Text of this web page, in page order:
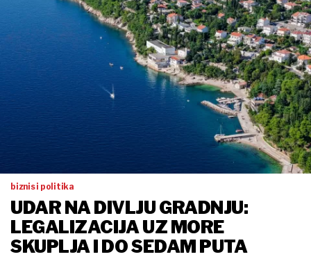
biznis i politika
UDAR NA DIVLJU GRADNJU:
LEGALIZACIJA UZ MORE
SKUPLJA I DO SEDAM PUTA